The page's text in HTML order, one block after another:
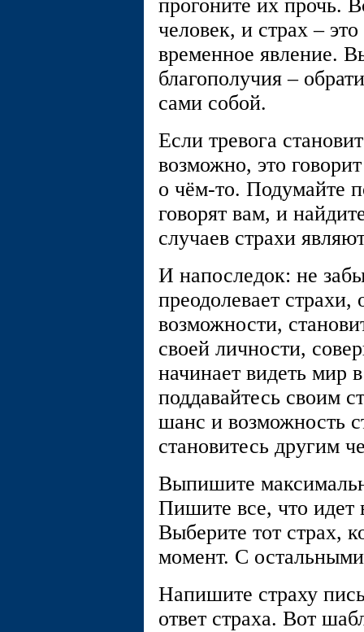
прогоните их прочь.
человек, и страх –
временное явление.
благополучия –
сами собой.
Если тревога
возможно, это
о чём-то. Подумайте
говорят вам, и
случаев страхи
И напоследок: не
преодолевает
возможности,
своей личности,
начинает видеть мир
поддавайтесь своим
шанс и возможность
становитесь другим
Выпишите
Пишите все, что идет
Выберите тот страх,
момент. С остальными
Напишите страху
ответ страха. Вот